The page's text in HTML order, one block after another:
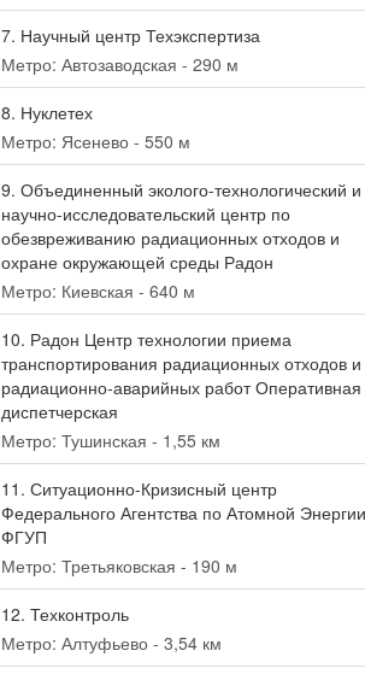
7. Научный центр Техэкспертиза
Метро: Автозаводская - 290 м
8. Нуклетех
Метро: Ясенево - 550 м
9. Объединенный эколого-технологический и
научно-исследовательский центр по
обезвреживанию радиационных отходов и
охране окружающей среды Радон
Метро: Киевская - 640 м
10. Радон Центр технологии приема
транспортирования радиационных отходов и
радиационно-аварийных работ Оперативная
диспетчерская
Метро: Тушинская - 1,55 км
11. Ситуационно-Кризисный центр
Федерального Агентства по Атомной Энергии
ФГУП
Метро: Третьяковская - 190 м
12. Техконтроль
Метро: Алтуфьево - 3,54 км